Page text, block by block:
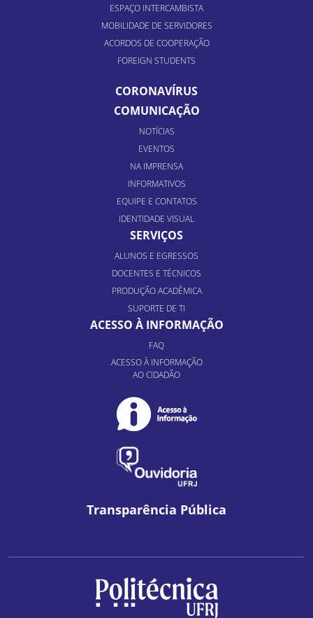
ESPAÇO INTERCAMBISTA
MOBILIDADE DE SERVIDORES
ACORDOS DE COOPERAÇÃO
FOREIGN STUDENTS
CORONAVÍRUS
COMUNICAÇÃO
NOTÍCIAS
EVENTOS
NA IMPRENSA
INFORMATIVOS
EQUIPE E CONTATOS
IDENTIDADE VISUAL
SERVIÇOS
ALUNOS E EGRESSOS
DOCENTES E TÉCNICOS
PRODUÇÃO ACADÊMICA
SUPORTE DE TI
ACESSO À INFORMAÇÃO
FAQ
ACESSO À INFORMAÇÃO
AO CIDADÃO
Transparência Pública